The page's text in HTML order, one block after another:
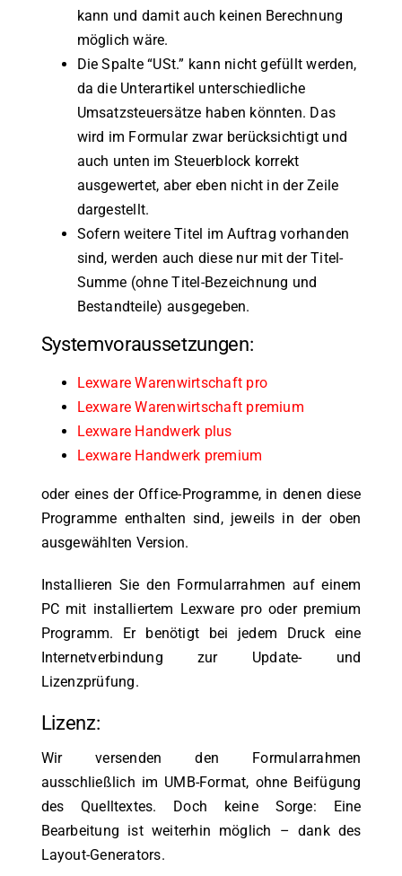
kann und damit auch keinen Berechnung
möglich wäre.
Die Spalte “USt.” kann nicht gefüllt werden,
da die Unterartikel unterschiedliche
Umsatzsteuersätze haben könnten. Das
wird im Formular zwar berücksichtigt und
auch unten im Steuerblock korrekt
ausgewertet, aber eben nicht in der Zeile
dargestellt.
Sofern weitere Titel im Auftrag vorhanden
sind, werden auch diese nur mit der Titel-
Summe (ohne Titel-Bezeichnung und
Bestandteile) ausgegeben.
Systemvoraussetzungen:
Lexware Warenwirtschaft pro
Lexware Warenwirtschaft premium
Lexware Handwerk plus
Lexware Handwerk premium
oder eines der Office-Programme, in denen diese
Programme enthalten sind, jeweils in der oben
ausgewählten Version.
Installieren Sie den Formularrahmen auf einem
PC mit installiertem Lexware pro oder premium
Programm. Er benötigt bei jedem Druck eine
Internetverbindung zur Update- und
Lizenzprüfung.
Lizenz:
Wir versenden den Formularrahmen
ausschließlich im UMB-Format, ohne Beifügung
des Quelltextes. Doch keine Sorge: Eine
Bearbeitung ist weiterhin möglich – dank des
Layout-Generators.